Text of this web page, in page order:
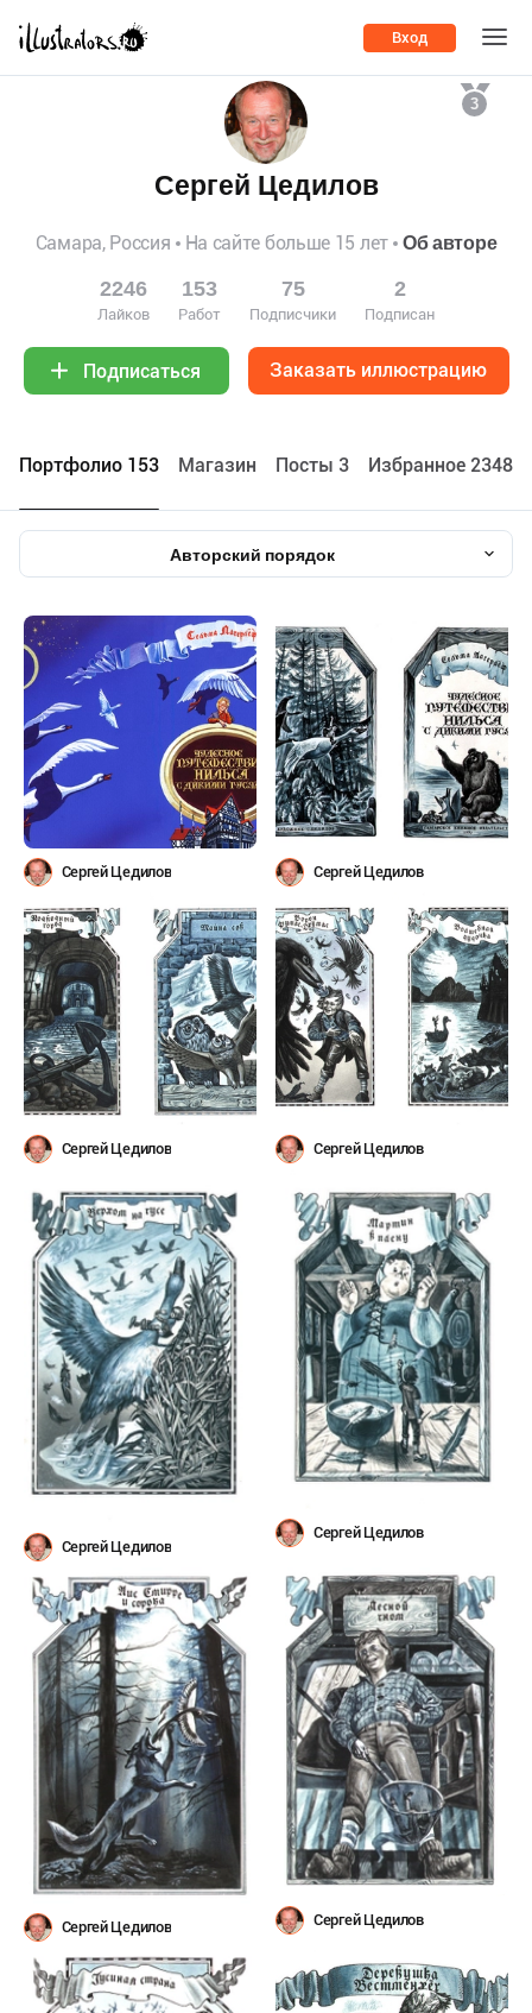
Вход
3
Сергей Цедилов
Самара, Россия На сайте больше 15 лет Об авторе
2246
Лайков
153
Работ
75
Подписчики
2
Подписан
Подписаться Заказать иллюстрацию
Портфолио 153 Maгазин Посты 3 Избранное 2348
Авторский порядок
Сергей Цедилов Сергей Цедилов
Сергей Цедилов Сергей Цедилов
Сергей Цедилов
Сергей Цедилов
Сергей Цедилов Сергей Цедилов